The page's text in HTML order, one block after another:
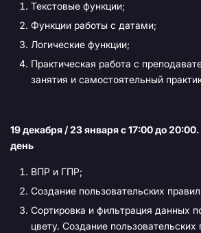
Текстовые функции;
Функции работы с датами;
Логические функции;
Практическая работа с
занятия и самостоятельный
19 декабря / 23 января с 17:00 до 20:00
день
ВПР и ГПР;
Создание пользовательских
Сортировка и фильтрация данных
цвету. Создание пользовательских